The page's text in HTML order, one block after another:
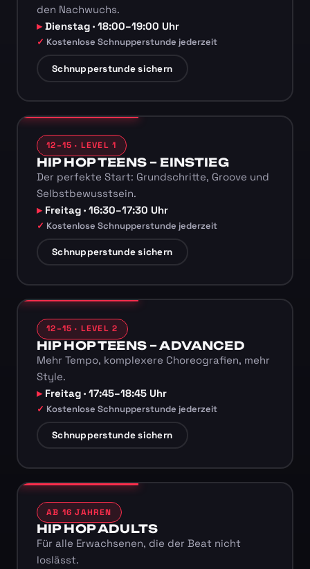
den Nachwuchs.
Dienstag · 18:00–19:00 Uhr
Kostenlose Schnupperstunde jederzeit
Schnupperstunde sichern
12–15 · LEVEL 1
HIP HOP TEENS – EINSTIEG
Der perfekte Start: Grundschritte, Groove und
Selbstbewusstsein.
Freitag · 16:30–17:30 Uhr
Kostenlose Schnupperstunde jederzeit
Schnupperstunde sichern
12–15 · LEVEL 2
HIP HOP TEENS – ADVANCED
Mehr Tempo, komplexere Choreografien, mehr
Style.
Freitag · 17:45–18:45 Uhr
Kostenlose Schnupperstunde jederzeit
Schnupperstunde sichern
AB 16 JAHREN
HIP HOP ADULTS
Für alle Erwachsenen, die der Beat nicht
loslässt.